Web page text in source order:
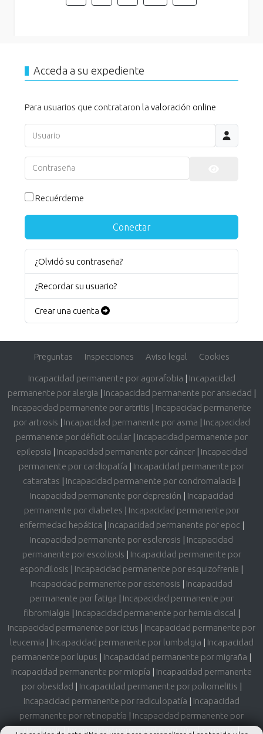
Acceda a su expediente
Para usuarios que contrataron la valoración online
Usuario
Contraseña
Recuérdeme
Conectar
¿Olvidó su contraseña?
¿Recordar su usuario?
Crear una cuenta
Preguntas Inspecciones Aviso legal Cookies
Incapacidad permanente por agorafobia | Incapacidad
permanente por alergia | Incapacidad permanente por ansiedad |
Incapacidad permanente por artritis | Incapacidad permanente
por artrosis | Incapacidad permanente por asma | Incapacidad
permanente por déficit ocular| Incapacidad permanente por
epilepsia | Incapacidad permanente por cáncer| Incapacidad
permanente por cardiopatía | Incapacidad permanente por
cataratas | Incapacidad permanente por condromalacia |
Incapacidad permanente por depresión | Incapacidad
permanente por diabetes | Incapacidad permanente por
enfermedad hepática | Incapacidad permanente por epoc|
Incapacidad permanente por esclerosis | Incapacidad
permanente por escoliosis | Incapacidad permanente por
espondilosis | Incapacidad permanente por esquizofrenia |
Incapacidad permanente por estenosis | Incapacidad
permanente por fatiga | Incapacidad permanente por
fibromialgia | Incapacidad permanente por hernia discal |
Incapacidad permanente por ictus | Incapacidad permanente por
leucemia | Incapacidad permanente por lumbalgia | Incapacidad
permanente por lupus | Incapacidad permanente por migraña |
Incapacidad permanente por miopía | Incapacidad permanente
por obesidad | Incapacidad permanente por poliomelitis |
Incapacidad permanente por radiculopatía | Incapacidad
permanente por retinopatía | Incapacidad permanente por
rizartrosis
Incapacidad permanente por túnel carpiano |